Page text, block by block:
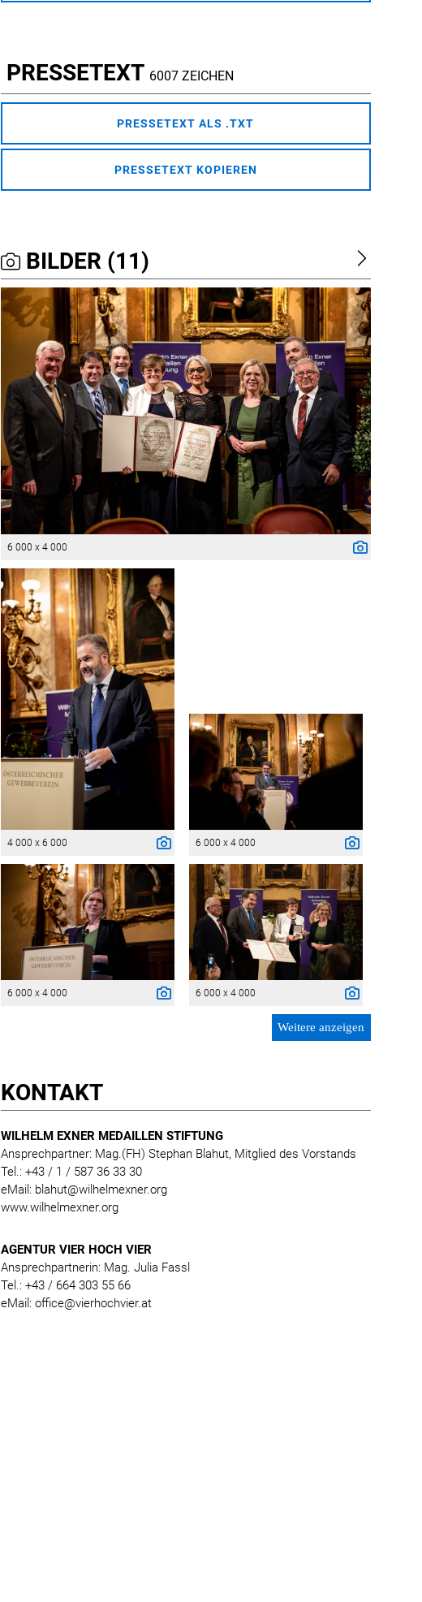
PRESSETEXT 6007 ZEICHEN
PRESSETEXT ALS .TXT
PRESSETEXT KOPIEREN
BILDER (11)
6 000 x 4 000
4 000 x 6 000 6 000 x 4 000
6 000 x 4 000 6 000 x 4 000
Weitere anzeigen
KONTAKT
WILHELM EXNER MEDAILLEN STIFTUNG
Ansprechpartner: Mag.(FH) Stephan Blahut, Mitglied des Vorstands
Tel.: +43 / 1 / 587 36 33 30
eMail: blahut@wilhelmexner.org
www.wilhelmexner.org
AGENTUR VIER HOCH VIER
Ansprechpartnerin: Mag. Julia Fassl
Tel.: +43 / 664 303 55 66
eMail: office@vierhochvier.at